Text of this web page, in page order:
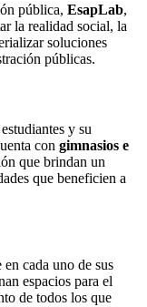
pública, EsapLab,
la realidad social, la
soluciones
públicas.
y su
con gimnasios e
que brindan un
que beneficien a
cada uno de sus
espacios para el
de todos los que